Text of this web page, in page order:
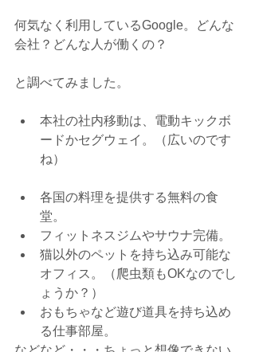
何気なく利用しているGoogle。どんな
会社？どんな人が働くの？
と調べてみました。
本社の社内移動は、電動キックボ
ードかセグウェイ。（広いのです
ね）
各国の料理を提供する無料の食
堂。
フィットネスジムやサウナ完備。
猫以外のペットを持ち込み可能な
オフィス。（爬虫類もOKなのでし
ょうか？）
おもちゃなど遊び道具を持ち込め
る仕事部屋。